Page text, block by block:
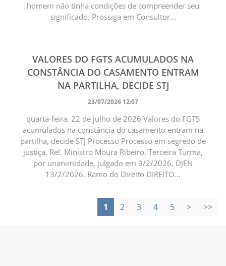
homem não tinha condições de compreender seu
significado. Prossiga em Consultor...
VALORES DO FGTS ACUMULADOS NA
CONSTÂNCIA DO CASAMENTO ENTRAM
NA PARTILHA, DECIDE STJ
23/07/2026 12:07
quarta-feira, 22 de julho de 2026 Valores do FGTS
acumulados na constância do casamento entram na
partilha, decide STJ Processo Processo em segredo de
justiça, Rel. Ministro Moura Ribeiro, Terceira Turma,
por unanimidade, julgado em 9/2/2026, DJEN
13/2/2026. Ramo do Direito DIREITO...
1 2 3 4 5 > >>